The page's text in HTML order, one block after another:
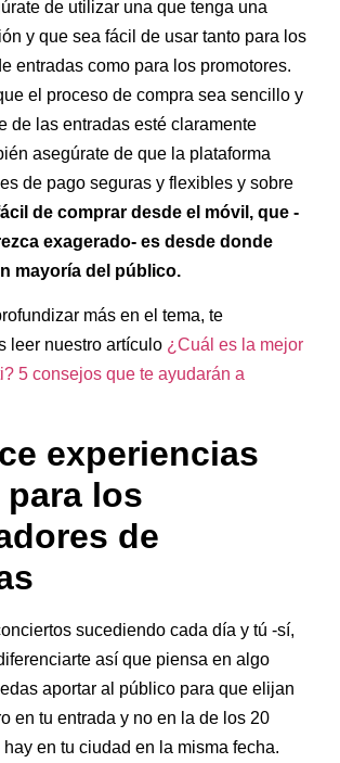
de utilizar una que tenga una
y que sea fácil de usar tanto para los
entradas como para los promotores.
el proceso de compra sea sencillo y
de las entradas esté claramente
asegúrate de que la plataforma
de pago seguras y flexibles y sobre
de comprar desde el móvil, que -
exagerado- es desde donde
mayoría del público.
más en el tema, te
leer nuestro artículo ¿Cuál es la mejor
5 consejos que te ayudarán a
experiencias
los
de
sucediendo cada día y tú -sí,
así que piensa en algo
aportar al público para que elijan
en tu entrada y no en la de los 20
en tu ciudad en la misma fecha.